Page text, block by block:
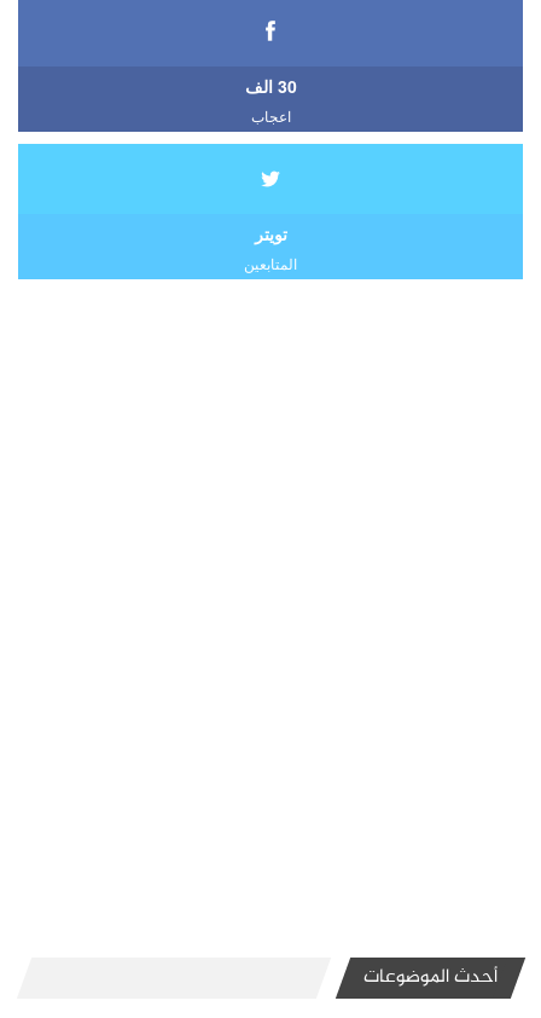
30 الف
اعجاب
تويتر
المتابعين
أحدث الموضوعات